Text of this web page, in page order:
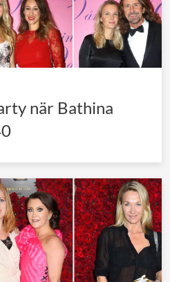
kejsarhuset
kungahuset
kungahuset
när Bathina